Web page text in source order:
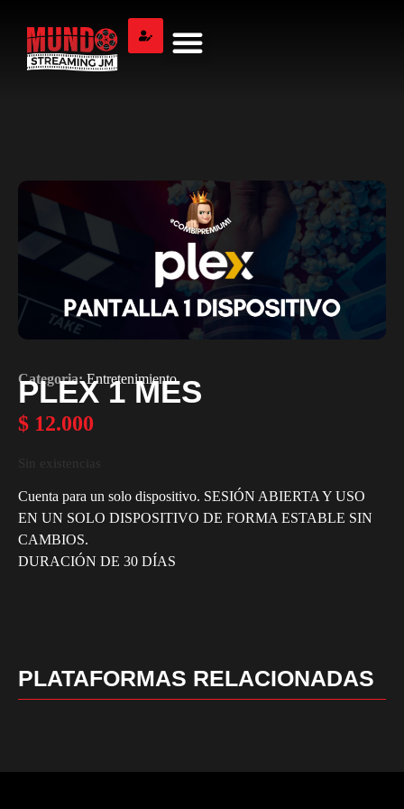
Categoria: Entretenimiento
PLEX 1 MES
$ 12.000
Sin existencias
Cuenta para un solo dispositivo. SESIÓN ABIERTA Y USO
EN UN SOLO DISPOSITIVO DE FORMA ESTABLE SIN
CAMBIOS.
DURACIÓN DE 30 DÍAS
PLATAFORMAS RELACIONADAS